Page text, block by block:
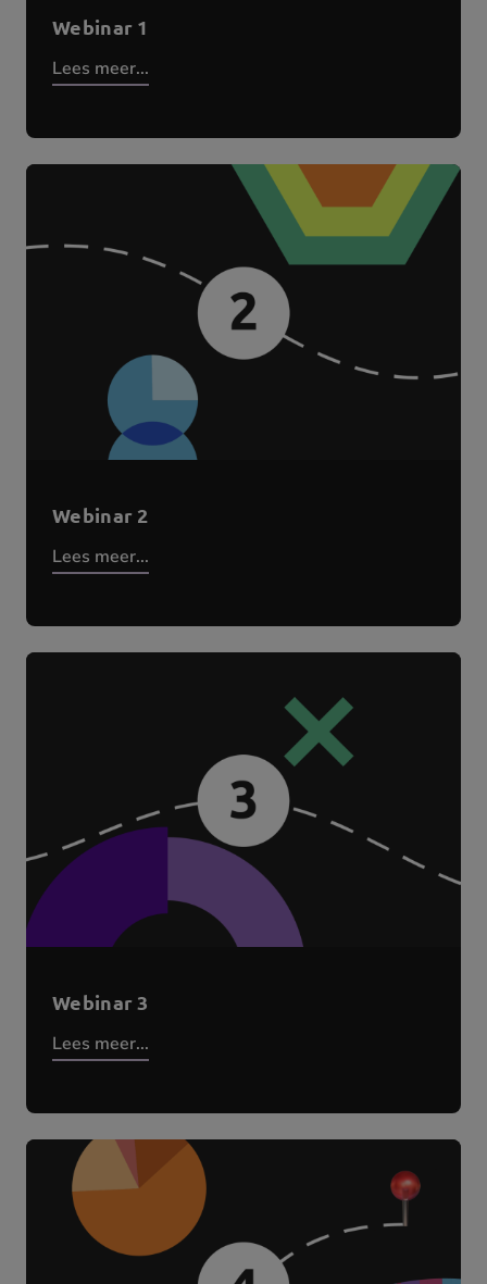
Webinar 1
Lees meer...
Webinar 2
Lees meer...
Webinar 3
Lees meer...